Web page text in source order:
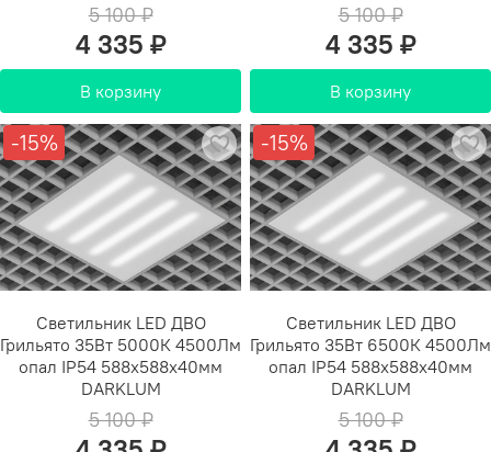
5 100 ₽
4 335 ₽
В корзину
5 100 ₽
4 335 ₽
В корзину
-15%
Светильник LED ДВО
Грильято 35Вт 5000К 4500Лм
опал IP54 588х588х40мм
DARKLUM
5 100 ₽
-15%
Светильник LED ДВО
Грильято 35Вт 6500К 4500Лм
опал IP54 588х588х40мм
DARKLUM
5 100 ₽